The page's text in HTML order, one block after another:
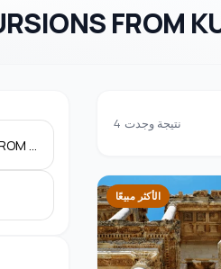
FROM
SHORE EXCURSIONS FROM KUSADASI PORT
4 نتيجة وجدت
الأكثر مبيعًا